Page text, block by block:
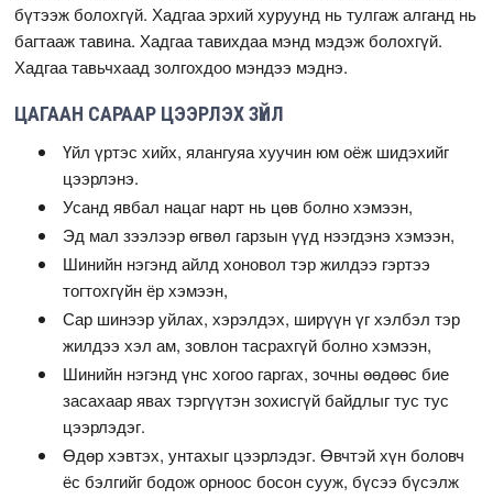
бүтээж болохгүй. Хадгаа эрхий хуруунд нь тулгаж алганд нь
багтааж тавина. Хадгаа тавихдаа мэнд мэдэж болохгүй.
Хадгаа тавьчхаад золгохдоо мэндээ мэднэ.
ЦАГААН САРААР ЦЭЭРЛЭХ ЗҮЙЛ
Үйл үртэс хийх, ялангуяа хуучин юм оёж шидэхийг
цээрлэнэ.
Усанд явбал нацаг нарт нь цөв болно хэмээн,
Эд мал зээлээр өгвөл гарзын үүд нээгдэнэ хэмээн,
Шинийн нэгэнд айлд хоновол тэр жилдээ гэртээ
тогтохгүйн ёр хэмээн,
Сар шинээр уйлах, хэрэлдэх, ширүүн үг хэлбэл тэр
жилдээ хэл ам, зовлон тасрахгүй болно хэмээн,
Шинийн нэгэнд үнс хогоо гаргах, зочны өөдөөс бие
засахаар явах тэргүүтэн зохисгүй байдлыг тус тус
цээрлэдэг.
Өдөр хэвтэх, унтахыг цээрлэдэг. Өвчтэй хүн боловч
ёс бэлгийг бодож орноос босон сууж, бүсээ бүсэлж